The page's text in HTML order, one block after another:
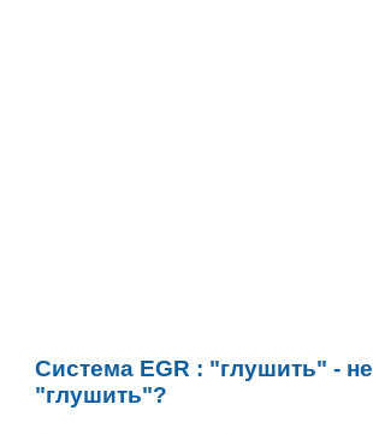
Система EGR : "глушить" - не
"глушить"?